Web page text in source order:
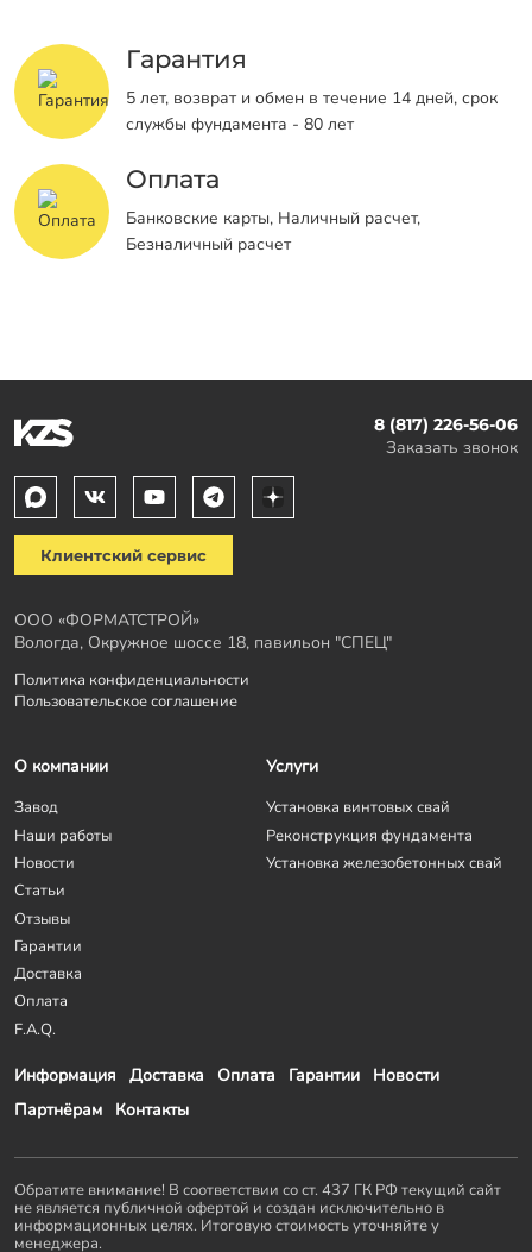
Гарантия
5 лет, возврат и обмен в течение 14 дней, срок
службы фундамента - 80 лет
Оплата
Банковские карты, Наличный расчет,
Безналичный расчет
8 (817) 226-56-06
Заказать звонок
Клиентский сервис
ООО «ФОРМАТСТРОЙ»
Вологда, Окружное шоссе 18, павильон "СПЕЦ"
Политика конфиденциальности
Пользовательское соглашение
Информация Доставка Оплата Гарантии
Новости
Партнёрам
Контакты
О компании
Завод
Наши работы
Новости
Статьи
Отзывы
Гарантии
Доставка
Оплата
F.A.Q.
Услуги
Установка винтовых свай
Реконструкция фундамента
Установка железобетонных свай
Обратите внимание! В соответствии со ст. 437 ГК РФ текущий сайт
не является публичной офертой и создан исключительно в
информационных целях. Итоговую стоимость уточняйте у
менеджера.